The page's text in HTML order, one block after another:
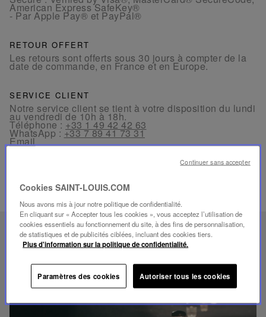
American Express SafeKey®
- Par Apple Pay® et PayPal®
RETOUR OFFERT
Les retours sont offerts sous 30 jours à compter de la
date de commande, en France et en Europe.
SERVICE CLIENT
Notre service client se tient à votre disposition du lundi
au vendredi de 10h à 18h.
Téléphone : +33 1 49 42 42 63
WhatsApp : +33 7 89 41 73 31
Email
FOLIA
SAVOIR-FAIRE UNIQUE
Cookies SAINT-LOUIS.COM
Nous avons mis à jour notre politique de confidentialité.
En cliquant sur « Accepter tous les cookies », vous acceptez l’utilisation de
cookies essentiels au fonctionnement du site, à des fins de personnalisation,
de statistiques et de publicités ciblées, incluant des cookies tiers.
Plus d'information sur la politique de confidentialité.
Paramètres des cookies Autoriser tous les cookies
Continuer sans accepter